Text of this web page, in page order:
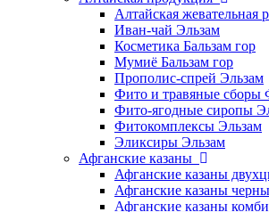
Алтайская жевательная
Иван-чай Эльзам
Косметика Бальзам гор
Мумиё Бальзам гор
Прополис-спрей Эльзам
Фито и травяные сборы
Фито-ягодные сиропы
Фитокомплексы Эльзам
Эликсиры Эльзам
Афганские казаны
Афганские казаны
Афганские казаны
Афганские казаны